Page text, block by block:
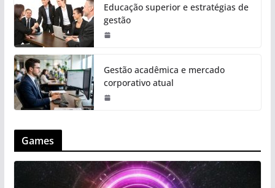
Educação superior e estratégias de
gestão
Gestão acadêmica e mercado
corporativo atual
Games